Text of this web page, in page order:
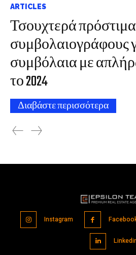
ARTICLES
Τσουχτερά
συμβολαιογράφους
συμβόλαια με
το 2024
Διαβάστε περισσότερα
Instagram